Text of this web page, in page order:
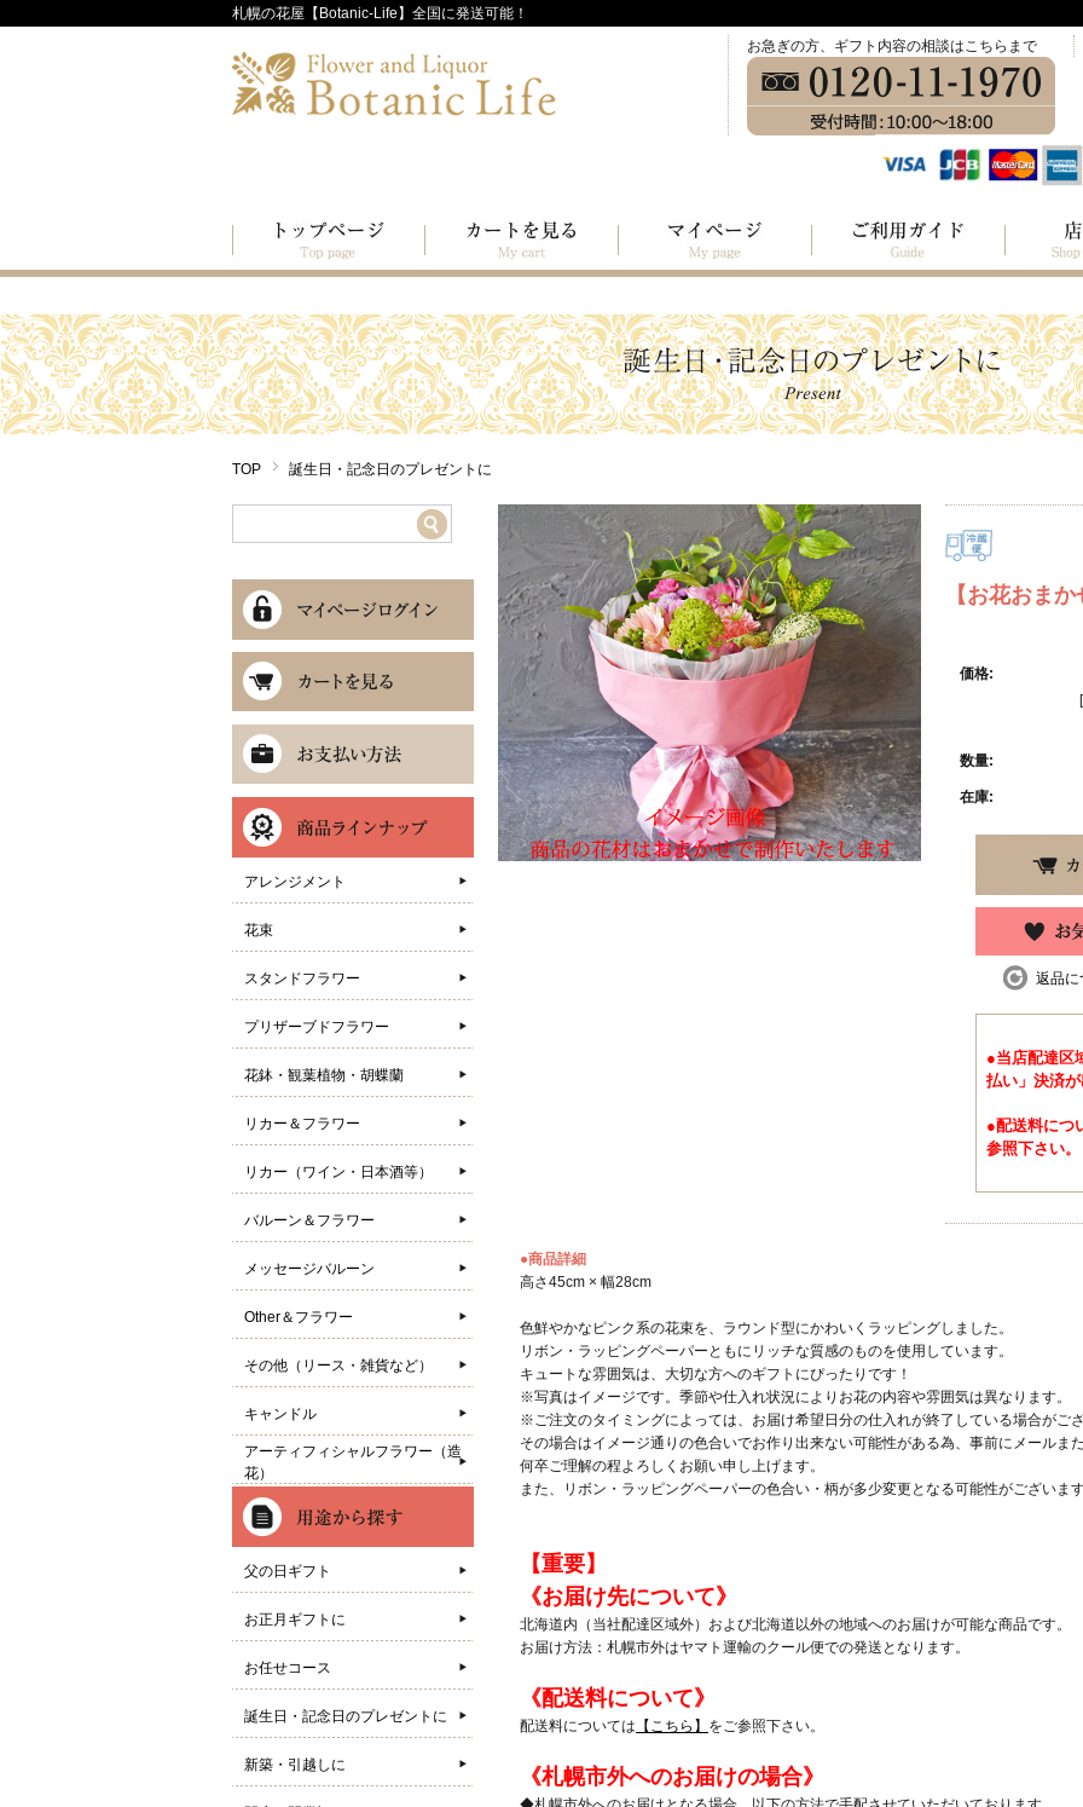
札幌の花屋【Botanic-Life】全国に発送可能！
お急ぎの方、ギフト内容の相談はこちらまで
TOP 誕生日・記念日のプレゼントに
【お花おま
価格:
数量:
在庫:
返品に
●当店配達区
払い」決済が
●配送料につ
参照下さい。
●商品詳細
高さ45cm × 幅28cm
色鮮やかなピンク系の花束を、ラウンド型にかわいくラッピングしました。
リボン・ラッピングペーパーともにリッチな質感のものを使用しています。
キュートな雰囲気は、大切な方へのギフトにぴったりです！
※写真はイメージです。季節や仕入れ状況によりお花の内容や雰囲気は異なります。
※ご注文のタイミングによっては、お届け希望日分の仕入れが終了している場合がござ
その場合はイメージ通りの色合いでお作り出来ない可能性がある為、事前にメールま
何卒ご理解の程よろしくお願い申し上げます。
また、リボン・ラッピングペーパーの色合い・柄が多少変更となる可能性がございま
【重要】
《お届け先について》
北海道内（当社配達区域外）および北海道以外の地域へのお届けが可能な商品です。
お届け方法：札幌市外はヤマト運輸のクール便での発送となります。
《配送料について》
配送料については 【こちら】 をご参照下さい。
《札幌市外へのお届けの場合》
アレンジメント
花束
スタンドフラワー
プリザーブドフラワー
花鉢・観葉植物・胡蝶蘭
リカー＆フラワー
リカー（ワイン・日本酒等）
バルーン＆フラワー
メッセージバルーン
Other＆フラワー
その他（リース・雑貨など）
キャンドル
アーティフィシャルフラワー（造
花）
父の日ギフト
お正月ギフトに
お任せコース
誕生日・記念日のプレゼントに
新築・引越しに